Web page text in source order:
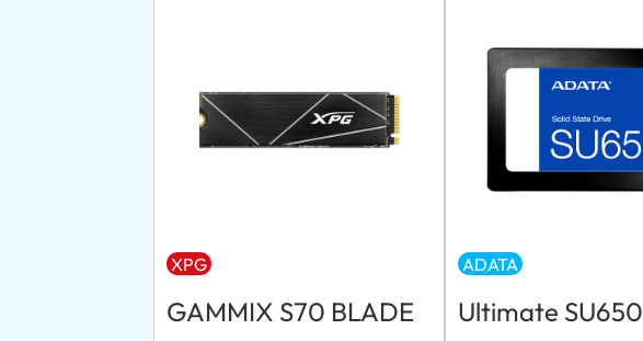
XPG
GAMMIX S70 BLADE
ADATA
Ultimate SU650